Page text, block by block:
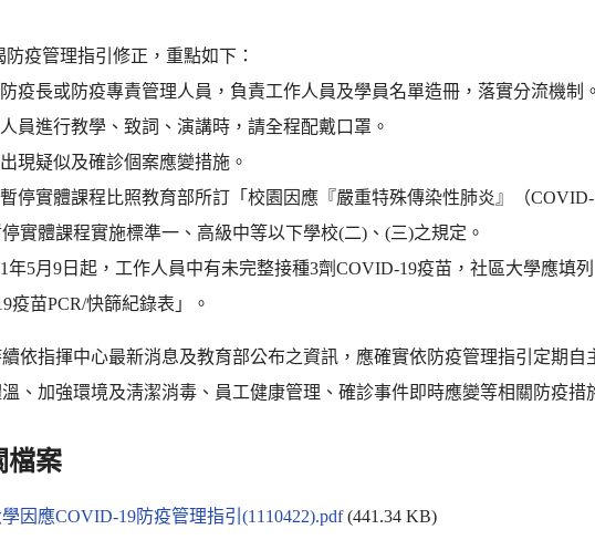
防疫管理指引修正，重點如下：
疫長或防疫專責管理人員，負責工作人員及學員名單造冊，落實分流機制。
員進行教學、致詞、演講時，請全程配戴口罩。
現疑似及確診個案應變措施。
停實體課程比照教育部所訂「校園因應『嚴重特殊傳染性肺炎』（
實體課程實施標準一、高級中等以下學校(二)、(三)之規定。
年5月9日起，工作人員中有未完整接種3劑COVID-19疫苗，社區大學應填
疫苗PCR/快篩紀錄表」。
依指揮中心最新消息及教育部公布之資訊，應確實依防疫管理指引定期
、加強環境及淸潔消毒、員工健康管理、確診事件即時應變等相關防疫措
檔案
因應COVID-19防疫管理指引(1110422).pdf(441.34 KB)